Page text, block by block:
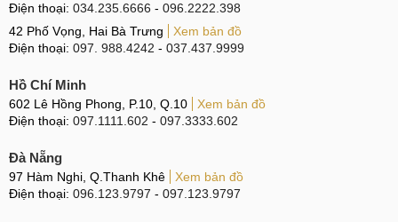
Điện thoại: 034.235.6666 - 096.2222.398
42 Phố Vọng, Hai Bà Trưng
Xem bản đồ
Điện thoại: 097. 988.4242 - 037.437.9999
Hồ Chí Minh
602 Lê Hồng Phong, P.10, Q.10
Xem bản đồ
Điện thoại: 097.1111.602 - 097.3333.602
Đà Nẵng
97 Hàm Nghi, Q.Thanh Khê
Xem bản đồ
Điện thoại: 096.123.9797 - 097.123.9797